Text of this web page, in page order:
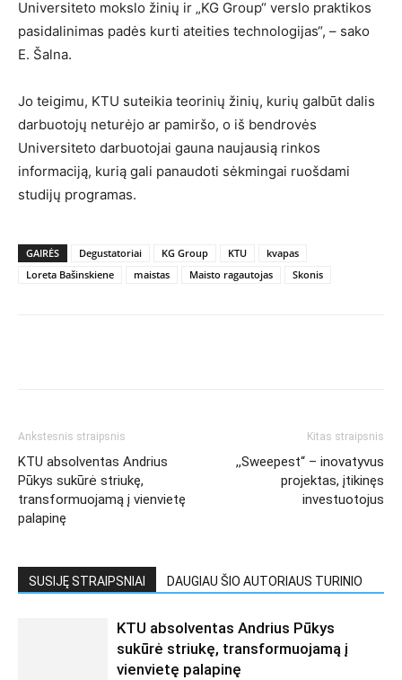
Universiteto mokslo žinių ir „KG Group“ verslo praktikos
pasidalinimas padės kurti ateities technologijas“, – sako
E. Šalna.
Jo teigimu, KTU suteikia teorinių žinių, kurių galbūt dalis
darbuotojų neturėjo ar pamiršo, o iš bendrovės
Universiteto darbuotojai gauna naujausią rinkos
informaciją, kurią gali panaudoti sėkmingai ruošdami
studijų programas.
GAIRĖS Degustatoriai KG Group KTU
kvapas
Loreta Bašinskiene
maistas Maisto ragautojas Skonis
Ankstesnis straipsnis
KTU absolventas Andrius
Pūkys sukūrė striukę,
transformuojamą į vienvietę
palapinę
Kitas straipsnis
,,Sweepest“ – inovatyvus
projektas, įtikinęs
investuotojus
SUSIJĘ STRAIPSNIAI DAUGIAU ŠIO AUTORIAUS TURINIO
KTU absolventas Andrius Pūkys
sukūrė striukę, transformuojamą į
vienvietę palapinę